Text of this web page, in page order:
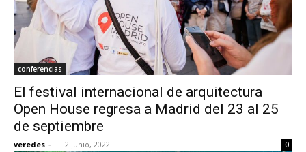
conferencias
El festival internacional de arquitectura
Open House regresa a Madrid del 23 al 25
de septiembre
veredes - 2 junio, 2022 0